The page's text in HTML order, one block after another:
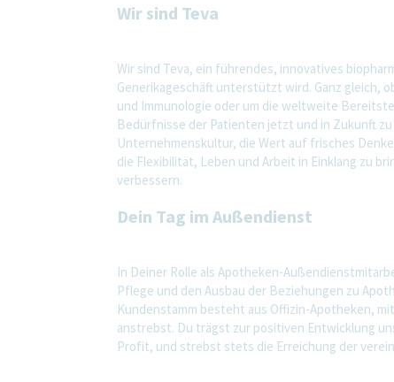
Wir sind Teva
Wir sind Teva, ein führendes, innovatives
Generikageschäft unterstützt wird. Ganz gleich,
und Immunologie oder um die weltweite
Bedürfnisse der Patienten jetzt und in Zukunft
Unternehmenskultur, die Wert auf frisches
die Flexibilität, Leben und Arbeit in Einklang zu
verbessern.
Dein Tag im Außendienst
In Deiner Rolle als Apotheken-
Pflege und den Ausbau der Beziehungen zu
Kundenstamm besteht aus Offizin-Apotheken,
anstrebst. Du trägst zur positiven Entwicklung
Profit, und strebst stets die Erreichung der